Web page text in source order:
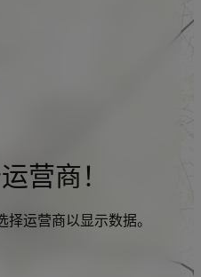
营商！
运营商以显示数据。